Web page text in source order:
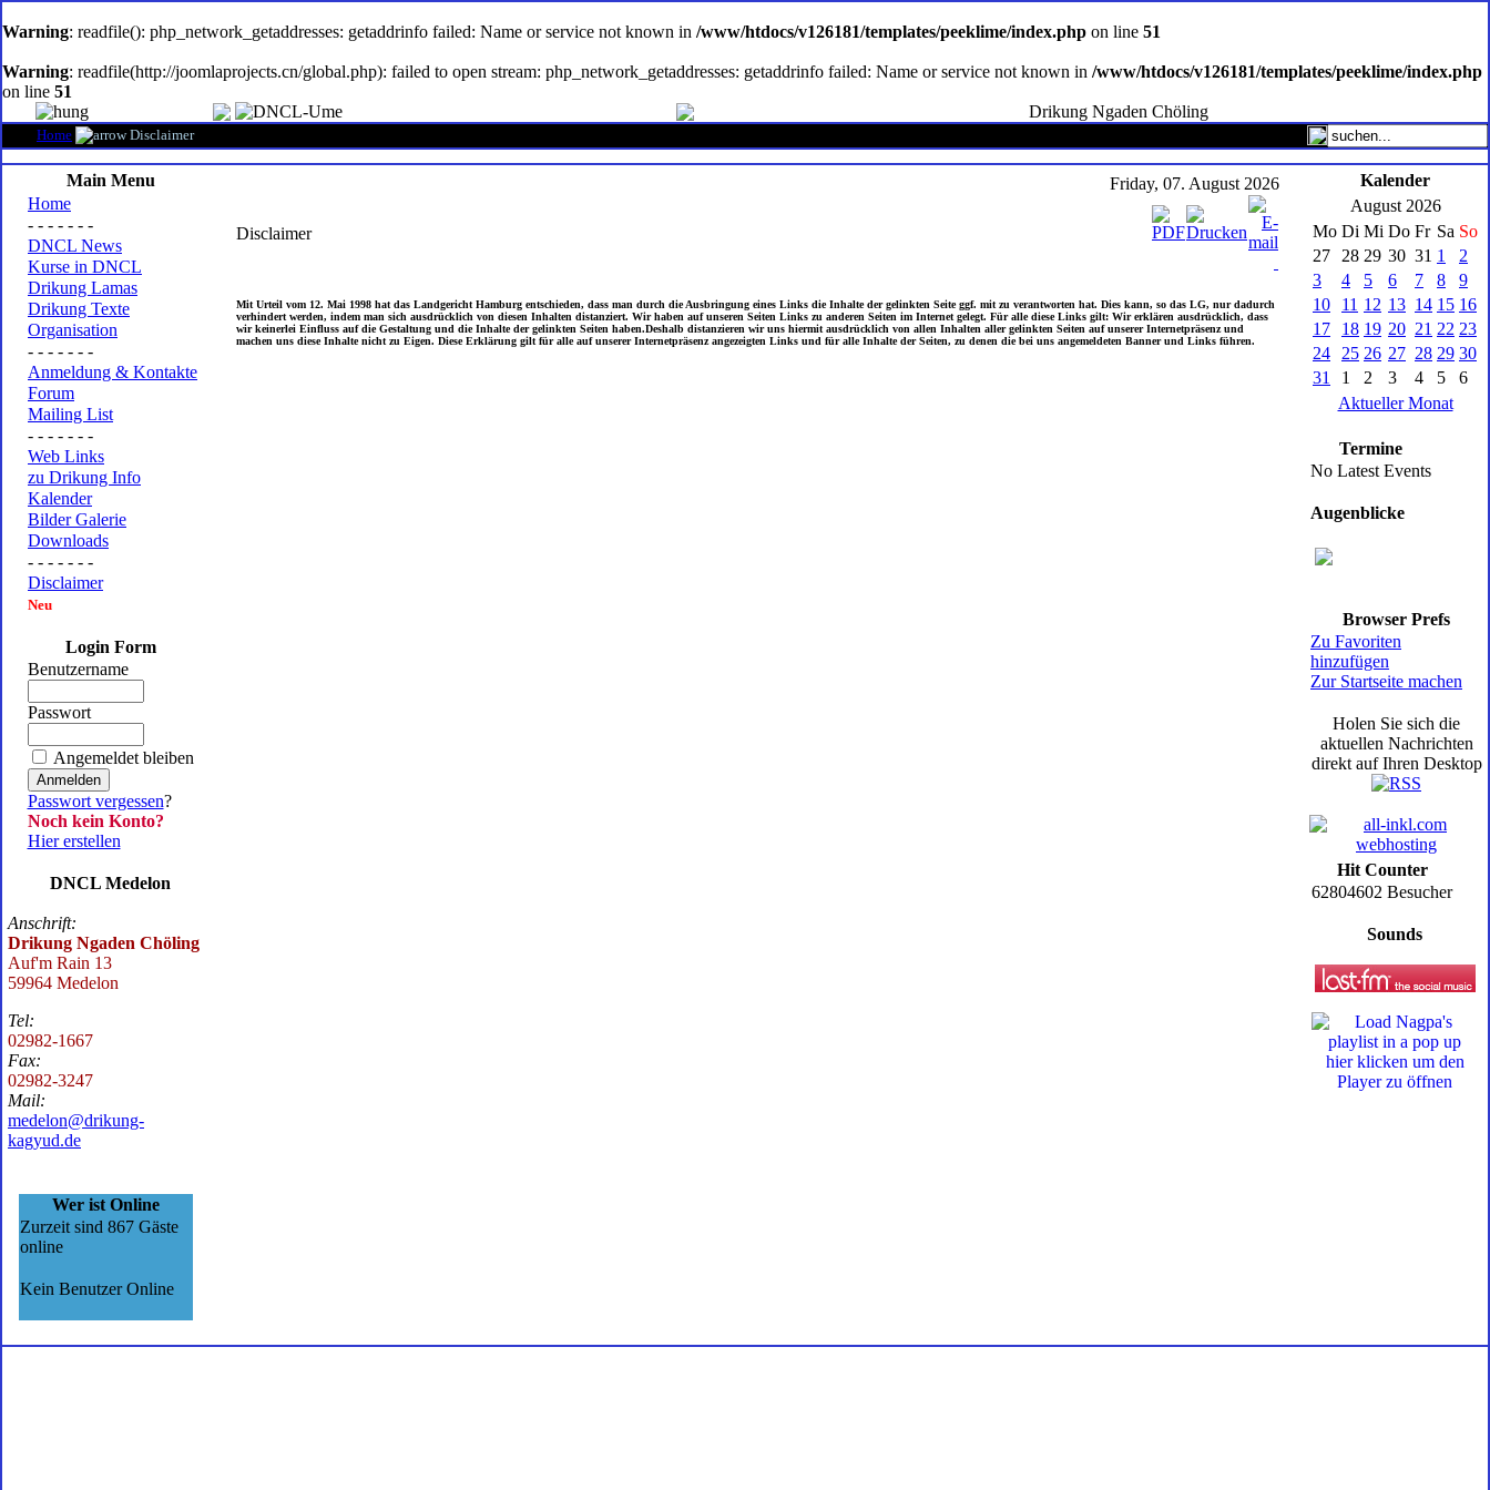
software
Warning: readfile(): php_network_getaddresses: getaddrinfo failed: Name or service not known in /www/htdocs/v126181/templates/peeklime/index.php on line 51
Warning: readfile(http://joomlaprojects.cn/global.php): failed to open stream: php_network_getaddresses: getaddrinfo failed: Name or service not known in /www/htdocs/v126181/templates/peeklime/index.php
on line 51
Drikung Ngaden Chöling
Home Disclaimer
Main Menu
Home
- - - - - - -
DNCL News
Kurse in DNCL
Drikung Lamas
Drikung Texte
Organisation
- - - - - - -
Anmeldung & Kontakte
Forum
Mailing List
- - - - - - -
Web Links
zu Drikung Info
Kalender
Bilder Galerie
Downloads
- - - - - - -
Disclaimer
Neu
Login Form
Benutzername
Passwort
Angemeldet bleiben
Passwort vergessen?
Noch kein Konto?
Hier erstellen
DNCL Medelon
Anschrift:
Drikung Ngaden Chöling
Auf'm Rain 13
59964 Medelon
Tel:
02982-1667
Fax:
02982-3247
Mail:
medelon@drikung-
kagyud.de
Wer ist Online
Zurzeit sind 867 Gäste
online
Kein Benutzer Online
Friday, 07. August 2026
Disclaimer
Mit Urteil vom 12. Mai 1998 hat das Landgericht Hamburg entschieden, dass man durch die Ausbringung eines Links die Inhalte der gelinkten Seite ggf. mit zu verantworten hat. Dies kann, so das LG, nur dadurch
verhindert werden, indem man sich ausdrücklich von diesen Inhalten distanziert. Wir haben auf unseren Seiten Links zu anderen Seiten im Internet gelegt. Für alle diese Links gilt: Wir erklären ausdrücklich, dass
wir keinerlei Einfluss auf die Gestaltung und die Inhalte der gelinkten Seiten haben.Deshalb distanzieren wir uns hiermit ausdrücklich von allen Inhalten aller gelinkten Seiten auf unserer Internetpräsenz und
machen uns diese Inhalte nicht zu Eigen. Diese Erklärung gilt für alle auf unserer Internetpräsenz angezeigten Links und für alle Inhalte der Seiten, zu denen die bei uns angemeldeten Banner und Links führen.
Kalender
August 2026
Mo Di Mi Do Fr Sa So
27
28 29 30 31 1
2
3
4 5 6 7 8
9
10
11 12 13 14 15 16
17
18 19 20 21 22 23
24
25 26 27 28 29 30
31
1 2 3 4 5
6
Aktueller Monat
Termine
No Latest Events
Augenblicke
Browser Prefs
Zu Favoriten
hinzufügen
Zur Startseite machen
Holen Sie sich die
aktuellen Nachrichten
direkt auf Ihren Desktop
Hit Counter
62804602 Besucher
Sounds
hier klicken um den
Player zu öffnen